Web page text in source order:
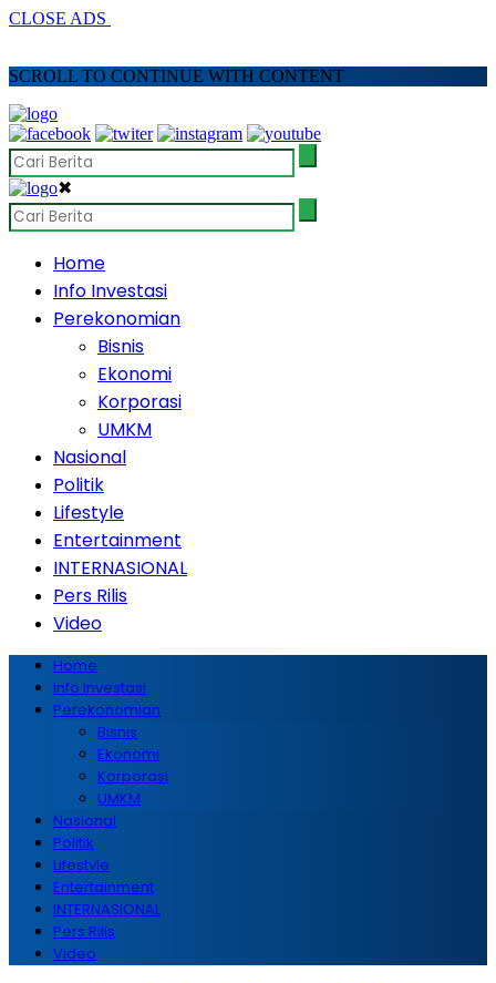
CLOSE ADS
SCROLL TO CONTINUE WITH CONTENT
✖
Home
Info Investasi
Perekonomian
Bisnis
Ekonomi
Korporasi
UMKM
Nasional
Politik
Lifestyle
Entertainment
INTERNASIONAL
Pers Rilis
Video
Home
Info Investasi
Perekonomian
Bisnis
Ekonomi
Korporasi
UMKM
Nasional
Politik
Lifestyle
Entertainment
INTERNASIONAL
Pers Rilis
Video